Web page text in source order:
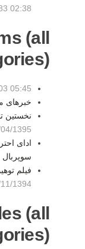
02:38
(all
05:45
خبرهای
نخستین
1395 20:06
ادای
فیلم
1394 15:38
(all